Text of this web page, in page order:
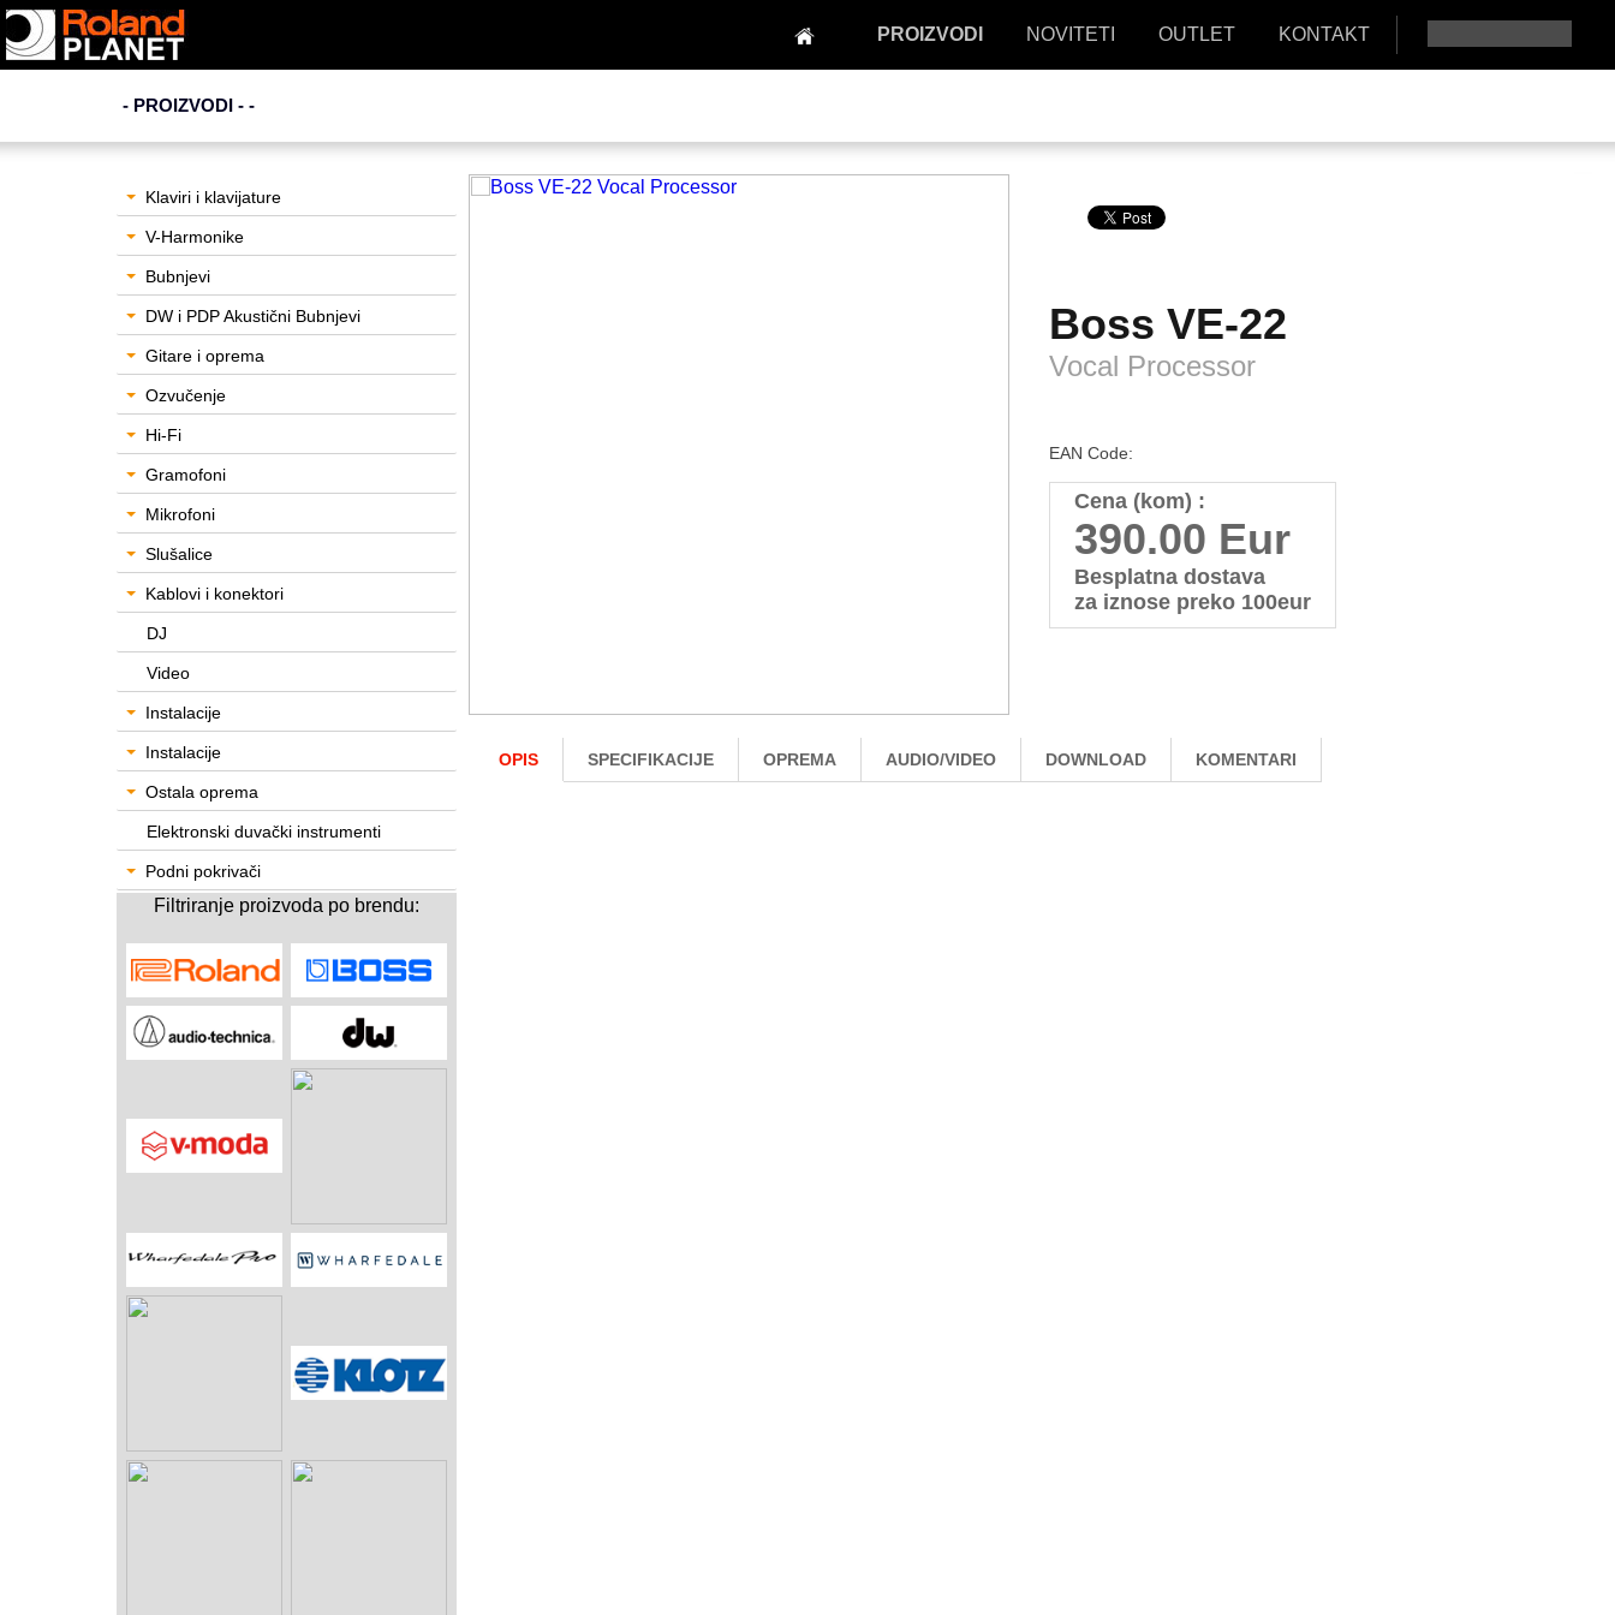
PROIZVODI NOVITETI OUTLET KONTAKT
- PROIZVODI - -
Klaviri i klavijature
V-Harmonike
Bubnjevi
DW i PDP Akustični Bubnjevi
Gitare i oprema
Ozvučenje
Hi-Fi
Gramofoni
Mikrofoni
Slušalice
Kablovi i konektori
DJ
Video
Instalacije
Instalacije
Ostala oprema
Elektronski duvački instrumenti
Podni pokrivači
Filtriranje proizvoda po brendu:
Boss VE-22
Vocal Processor
EAN Code:
Cena (kom) :
390.00 Eur
Besplatna dostava
za iznose preko 100eur
OPIS SPECIFIKACIJE OPREMA AUDIO/VIDEO DOWNLOAD KOMENTARI